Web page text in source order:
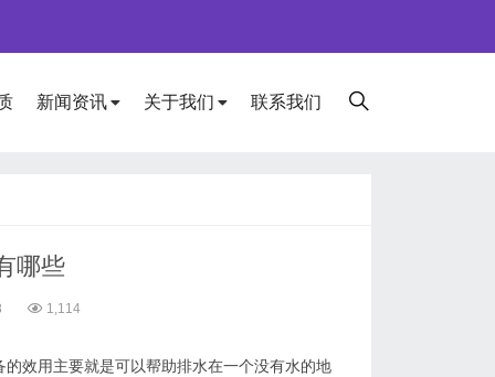
新闻资讯 关于我们 联系我们
哪些
1,114
效用主要就是可以帮助排水在一个没有水的地